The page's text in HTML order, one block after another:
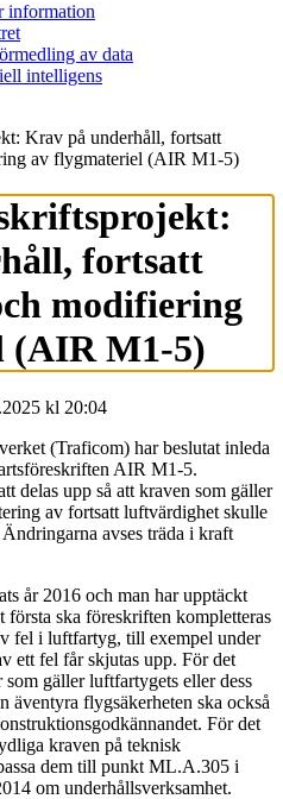
information
av data
intelligens
Krav på underhåll, fortsatt
av flygmateriel (AIR M1-5)
fortsatt
modifiering
(AIR M1-5)
kl 20:04
(Traficom) har beslutat inleda
AIR M1-5.
delas upp så att kraven som gäller
av fortsatt luftvärdighet skulle
avses träda i kraft
år 2016 och man har upptäckt
ska föreskriften kompletteras
fel i luftfartyg, till exempel under
ett fel får skjutas upp. För det
gäller luftfartygets eller dess
äventyra flygsäkerheten ska också
För det
kraven på teknisk
dem till punkt ML.A.305 i
om underhållsverksamhet.